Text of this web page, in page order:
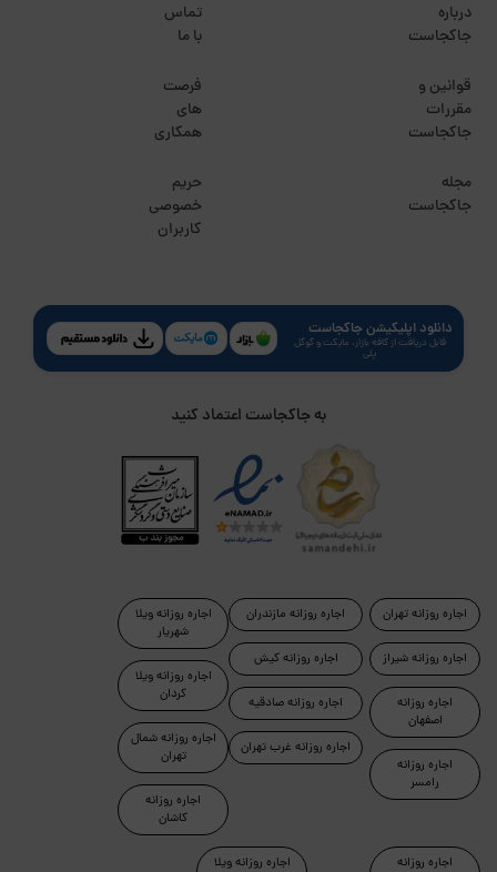
درباره
جاکجاست
قوانین و
مقررات
جاکجاست
مجله
جاکجاست
تماس
با ما
فرصت
های
همکاری
حریم
خصوصی
کاربران
دانلود اپلیکیشن جاکجاست
قابل دریافت از کافه بازار، مایکت و گوگل
پلی
به جاکجاست اعتماد کنید
اجاره روزانه تهران
اجاره روزانه شیراز
اجاره روزانه
اصفهان
اجاره روزانه
رامسر
اجاره روزانه مازندران
اجاره روزانه کیش
اجاره روزانه صادقیه
اجاره روزانه غرب تهران
اجاره روزانه ویلا
شهریار
اجاره روزانه ویلا
کردان
اجاره روزانه شمال
تهران
اجاره روزانه
کاشان
اجاره روزانه اجاره روزانه ویلا